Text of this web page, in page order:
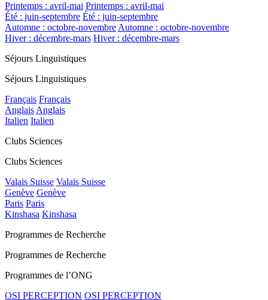
Printemps : avril-mai Printemps : avril-mai
Été : juin-septembre Été : juin-septembre
Automne : octobre-novembreAutomne : octobre-novembre
Hiver : décembre-mars Hiver : décembre-mars
Séjours Linguistiques
Séjours Linguistiques
Français Français
AnglaisAnglais
Italien Italien
Clubs Sciences
Clubs Sciences
Valais Suisse Valais Suisse
Genève Genève
Paris Paris
Kinshasa Kinshasa
Programmes de Recherche
Programmes de Recherche
Programmes de l’ONG
OSI PERCEPTION OSI PERCEPTION